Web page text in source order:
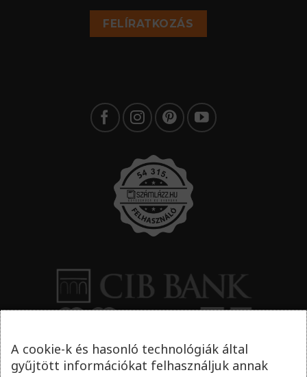
FELÍRATKOZÁS
A cookie-k és hasonló technológiák által
gyűjtött információkat felhasználjuk annak